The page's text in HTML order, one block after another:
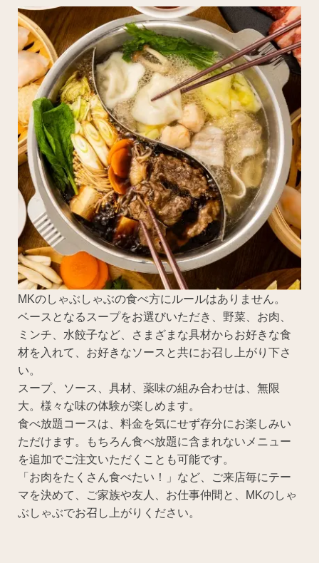
MKのしゃぶしゃぶの食べ方にルールはありません。
ベースとなるスープをお選びいただき、野菜、お肉、
ミンチ、水餃子など、さまざまな具材からお好きな食
材を入れて、お好きなソースと共にお召し上がり下さ
い。
スープ、ソース、具材、薬味の組み合わせは、無限
大。様々な味の体験が楽しめます。
食べ放題コースは、料金を気にせず存分にお楽しみい
ただけます。もちろん食べ放題に含まれないメニュー
を追加でご注文いただくことも可能です。
「お肉をたくさん食べたい！」など、ご来店毎にテー
マを決めて、ご家族や友人、お仕事仲間と、MKのしゃ
ぶしゃぶでお召し上がりください。